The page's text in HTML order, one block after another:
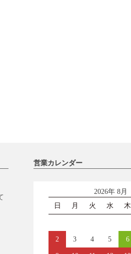
営業カレンダー
2026年 8月
日
月 火 水 木
2 3 4 5 6